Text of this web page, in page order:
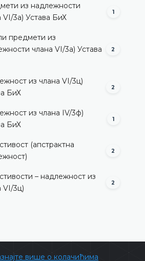
више о колачићима
из надлежности
VI/3а) Устава БиХ
1
предмети из
члана VI/3а) Устава
2
из члана VI/3ц)
БиХ
2
из члана IV/3ф)
БиХ
1
(aпстрактна
2
– надлежност из
VI/3ц)
2